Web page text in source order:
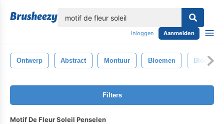
Inloggen Aanmelden
Ontwerp Abstract Montuur Bloemen Bloem
Filters
Motif De Fleur Soleil Penselen